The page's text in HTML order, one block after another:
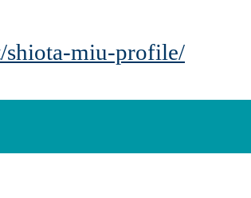
shiota-miu-profile/